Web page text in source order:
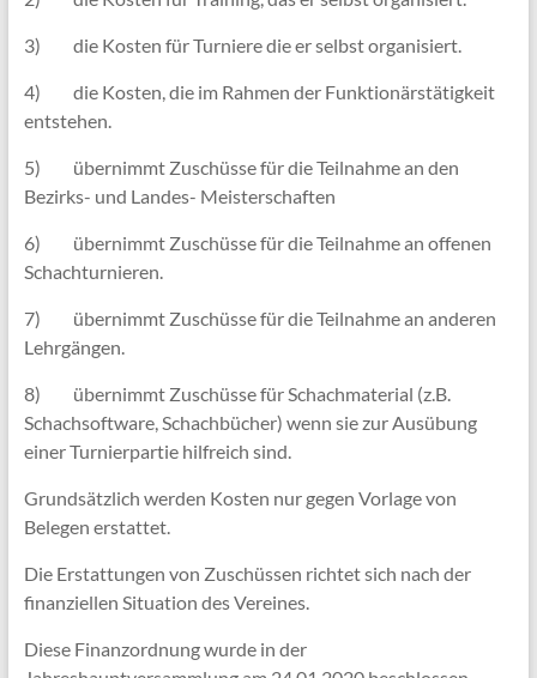
3) die Kosten für Turniere die er selbst organisiert.
4) die Kosten, die im Rahmen der Funktionärstätigkeit
entstehen.
5) übernimmt Zuschüsse für die Teilnahme an den
Bezirks- und Landes- Meisterschaften
6) übernimmt Zuschüsse für die Teilnahme an offenen
Schachturnieren.
7) übernimmt Zuschüsse für die Teilnahme an anderen
Lehrgängen.
8) übernimmt Zuschüsse für Schachmaterial (z.B.
Schachsoftware, Schachbücher) wenn sie zur Ausübung
einer Turnierpartie hilfreich sind.
Grundsätzlich werden Kosten nur gegen Vorlage von
Belegen erstattet.
Die Erstattungen von Zuschüssen richtet sich nach der
finanziellen Situation des Vereines.
Diese Finanzordnung wurde in der